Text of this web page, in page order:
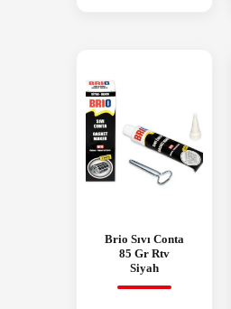
Brio Sıvı Conta
85 Gr Rtv
Siyah